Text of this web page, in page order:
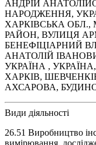
АНДРІЙ
НАРОДЖЕННЯ,
ХАРКІВСЬКА ОБЛ.,
РАЙОН, ВУЛИЦЯ
БЕНЕФІЦІАРНИЙ
АНАТОЛІЙ
УКРАЇНА ,
ХАРКІВ,
АХСАРОВА,
Види діяльності
26.51 Виробництво
вимірювання,